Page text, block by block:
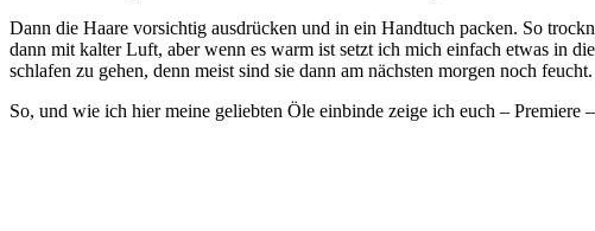
Dann die Haare vorsichtig ausdrücken und in ein Handtuch packen. So
dann mit kalter Luft, aber wenn es warm ist setzt ich mich einfach etwas in
schlafen zu gehen, denn meist sind sie dann am nächsten morgen noch feucht.
So, und wie ich hier meine geliebten Öle einbinde zeige ich euch – Premiere